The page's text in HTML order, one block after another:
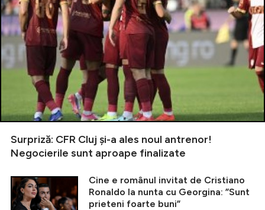
Surpriză: CFR Cluj și-a ales noul antrenor!
Negocierile sunt aproape finalizate
Cine e românul invitat de Cristiano
Ronaldo la nunta cu Georgina: ”Sunt
prieteni foarte buni”